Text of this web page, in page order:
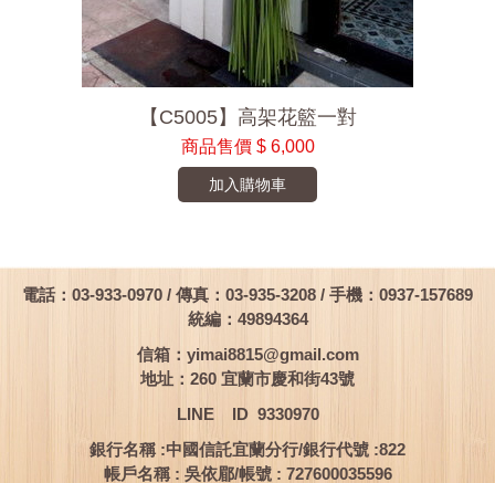
【C5005】高架花籃一對
商品售價 $ 6,000
加入購物車
電話：03-933-0970 / 傳真：03-935-3208 / 手機：0937-157689
統編：49894364
信箱： yimai8815@gmail.com
地址：260 宜蘭市慶和街43號
LINE ID 9330970
銀行名稱 :中國信託宜蘭分行/銀行代號 :822
帳戶名稱 : 吳依郿/帳號 : 727600035596